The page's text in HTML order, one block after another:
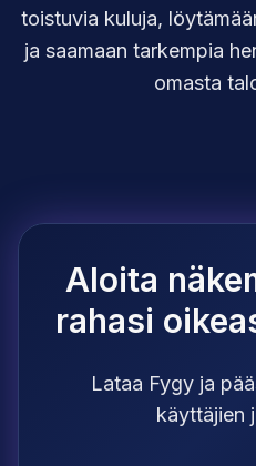
toistuvia kuluja,
ja saamaan tarkempia
omasta
Aloita
rahasi
Lataa Fygy ja
käyttäjien